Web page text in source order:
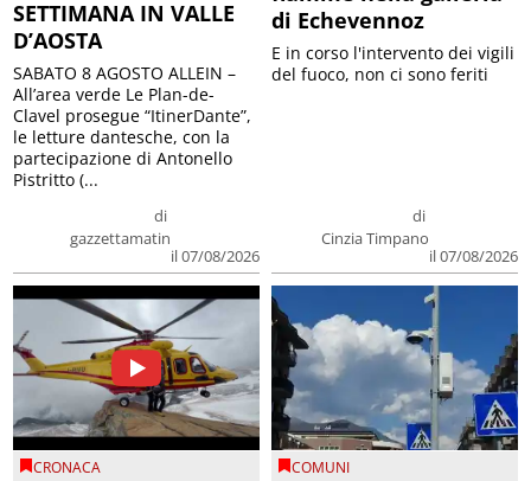
SETTIMANA IN VALLE
D’AOSTA
di
gazzettamatin
il 07/08/2026
SABATO 8 AGOSTO ALLEIN –
All’area verde Le Plan-de-
Clavel prosegue “ItinerDante”,
le letture dantesche, con la
partecipazione di Antonello
Pistritto (...
di Echevennoz
di
Cinzia Timpano
il 07/08/2026
E in corso l'intervento dei vigili
del fuoco, non ci sono feriti
CRONACA COMUNI